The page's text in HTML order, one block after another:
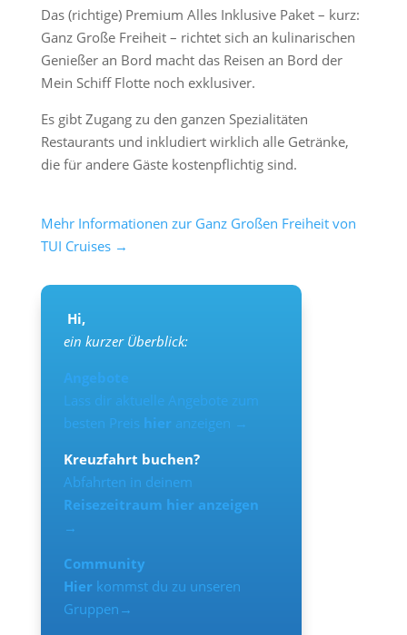
Das (richtige) Premium Alles Inklusive Paket – kurz:
Ganz Große Freiheit – richtet sich an kulinarischen
Genießer an Bord macht das Reisen an Bord der
Mein Schiff Flotte noch exklusiver.
Es gibt Zugang zu den ganzen Spezialitäten
Restaurants und inkludiert wirklich alle Getränke,
die für andere Gäste kostenpflichtig sind.
Mehr Informationen zur Ganz Großen Freiheit von
TUI Cruises →
Hi,
ein kurzer Überblick:
Angebote
Lass dir aktuelle Angebote zum
besten Preis hier anzeigen →
Kreuzfahrt buchen?
Abfahrten in deinem
Reisezeitraum hier anzeigen
→
Community
Hier kommst du zu unseren
Gruppen→